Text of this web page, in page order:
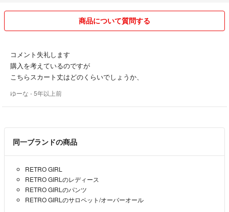
商品について質問する
コメント失礼します
購入を考えているのですが
こちらスカート丈はどのくらいでしょうか、
ゆーな - 5年以上前
同一ブランドの商品
RETRO GIRL
RETRO GIRLのレディース
RETRO GIRLのパンツ
RETRO GIRLのサロペット/オーバーオール